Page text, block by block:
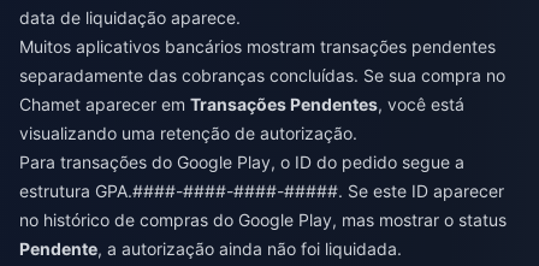
data de liquidação aparece.
Muitos aplicativos bancários mostram transações pendentes
separadamente das cobranças concluídas. Se sua compra no
Chamet aparecer em Transações Pendentes, você está
visualizando uma retenção de autorização.
Para transações do Google Play, o ID do pedido segue a
estrutura GPA.####-####-####-#####. Se este ID aparecer
no histórico de compras do Google Play, mas mostrar o status
Pendente, a autorização ainda não foi liquidada.